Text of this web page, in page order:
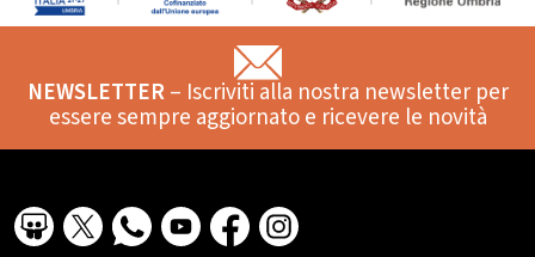
NEWSLETTER– Iscriviti alla nostra newsletter per
essere sempre aggiornato e ricevere le novità